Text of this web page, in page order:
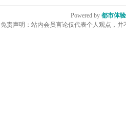
Powered by 都市体
免责声明：站内会员言论仅代表个人观点，